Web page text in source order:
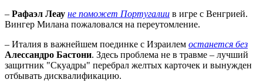
– Рафаэл Леау не поможет Португалии в игре с Венгрией.
Вингер Милана пожаловался на переутомление.
– Италия в важнейшем поединке с Израилем останется без
Алессандро Бастони. Здесь проблема не в травме – лучший
защитник "Скуадры" перебрал желтых карточек и вынужден
отбывать дисквалификацию.